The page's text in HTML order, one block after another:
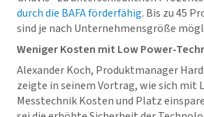
durch die BAFA förderfähig. Bis zu 45
sind je nach Unternehmensgröße
Weniger Kosten mit Low Power-
Alexander Koch, Produktmanager
zeigte in seinem Vortrag, wie sich mit
Messtechnik Kosten und Platz